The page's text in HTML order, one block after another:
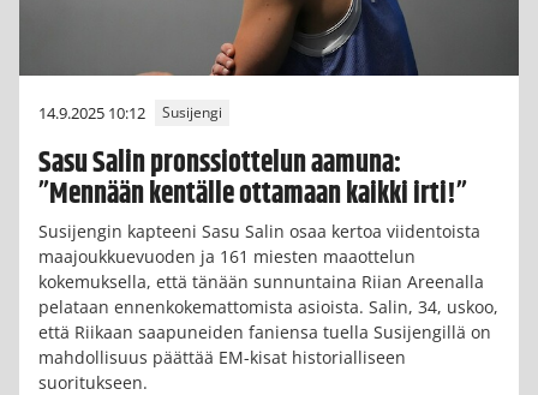
14.9.2025 10:12 Susijengi
Sasu Salin pronssiottelun aamuna:
”Mennään kentälle ottamaan kaikki irti!”
Susijengin kapteeni Sasu Salin osaa kertoa viidentoista
maajoukkuevuoden ja 161 miesten maaottelun
kokemuksella, että tänään sunnuntaina Riian Areenalla
pelataan ennenkokemattomista asioista. Salin, 34, uskoo,
että Riikaan saapuneiden faniensa tuella Susijengillä on
mahdollisuus päättää EM-kisat historialliseen
suoritukseen.